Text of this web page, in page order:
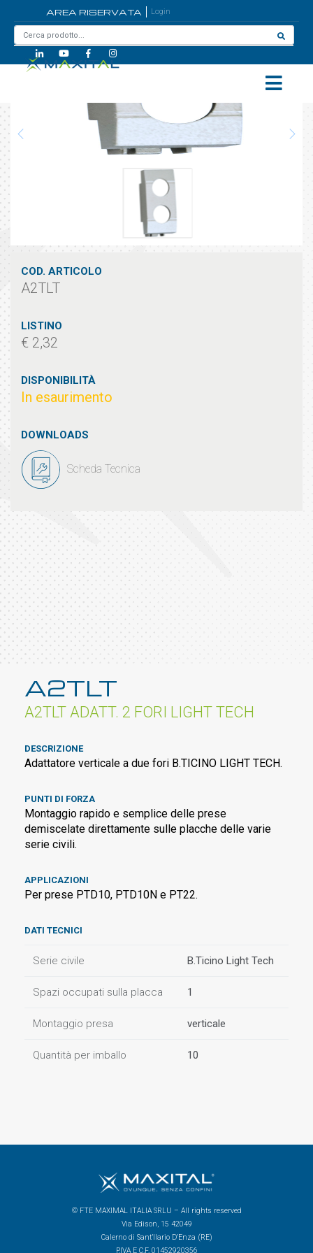
AREA RISERVATA Login
COD. ARTICOLO
A2TLT
LISTINO
€ 2,32
DISPONIBILITÀ
In esaurimento
DOWNLOADS
Scheda Tecnica
A2TLT
A2TLT ADATT. 2 FORI LIGHT TECH
DESCRIZIONE
Adattatore verticale a due fori B.TICINO LIGHT TECH.
PUNTI DI FORZA
Montaggio rapido e semplice delle prese
demiscelate direttamente sulle placche delle varie
serie civili.
APPLICAZIONI
Per prese PTD10, PTD10N e PT22.
DATI TECNICI
Serie civile B.Ticino Light Tech
Spazi occupati sulla placca 1
Montaggio presa verticale
Quantità per imballo 10
© FTE MAXIMAL ITALIA SRLU – All rights reserved
Via Edison, 15 42049
Calerno di Sant’Ilario D’Enza (RE)
P.IVA E C.F. 01452920356